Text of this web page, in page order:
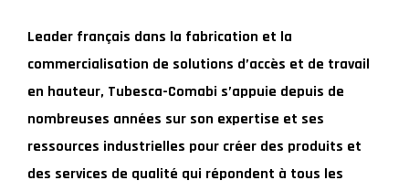
Leader français dans la fabrication et la
commercialisation de solutions d’accès et de travail
en hauteur, Tubesca-Comabi s’appuie depuis de
nombreuses années sur son expertise et ses
ressources industrielles pour créer des produits et
des services de qualité qui répondent à tous les